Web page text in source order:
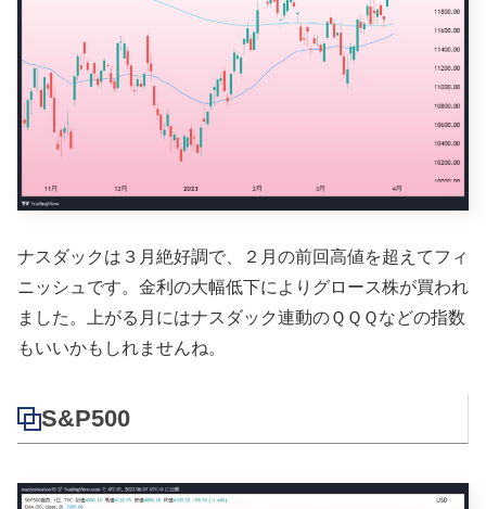
ナスダックは３月絶好調で、２月の前回高値を超えてフィ
ニッシュです。金利の大幅低下によりグロース株が買われ
ました。上がる月にはナスダック連動のＱＱＱなどの指数
もいいかもしれませんね。
S&P500